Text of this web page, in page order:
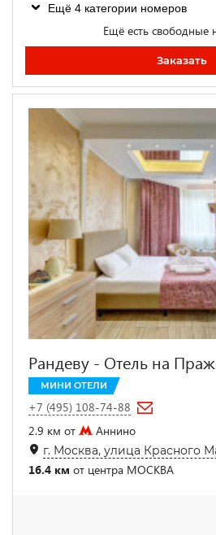
Ещё 4 категории номеров
Ещё есть свободные
Заказать
Рандеву - Отель на
МИНИ ОТЕЛИ
+7 (495) 108-74-88
2.9 км от
Аннино
г. Москва, улица Красного
16.4 км от центра МОСКВА